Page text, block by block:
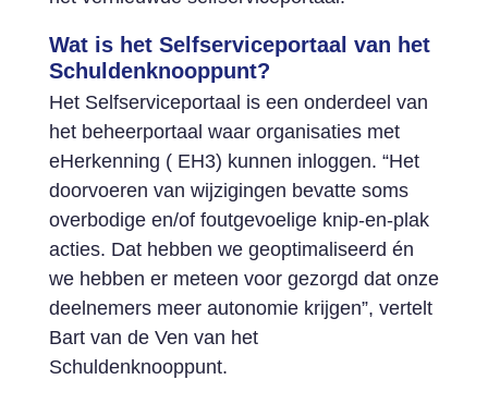
Wat is het Selfserviceportaal van het
Schuldenknooppunt?
Het Selfserviceportaal is een onderdeel van
het beheerportaal waar organisaties met
eHerkenning ( EH3) kunnen inloggen. “Het
doorvoeren van wijzigingen bevatte soms
overbodige en/of foutgevoelige knip-en-plak
acties. Dat hebben we geoptimaliseerd én
we hebben er meteen voor gezorgd dat onze
deelnemers meer autonomie krijgen”, vertelt
Bart van de Ven van het
Schuldenknooppunt.